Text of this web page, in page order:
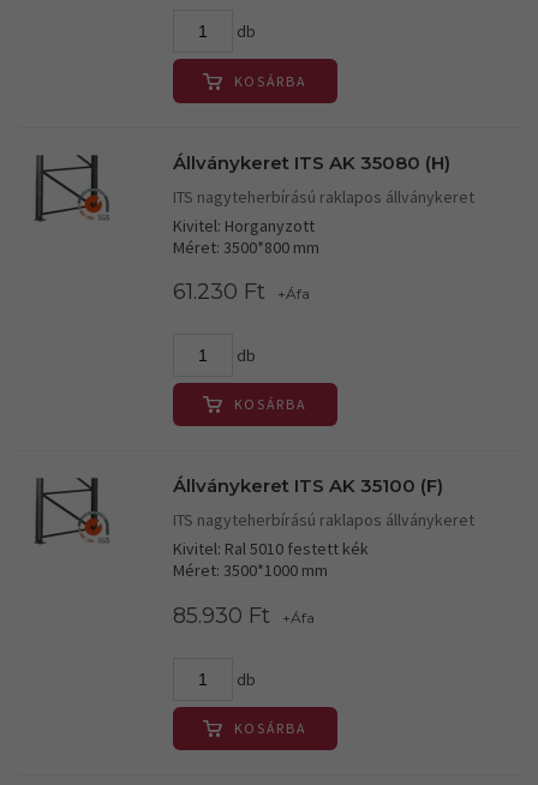
db
KOSÁRBA
Állványkeret ITS AK 35080 (H)
ITS nagyteherbírású raklapos állványkeret
Kivitel: Horganyzott
Méret: 3500*800 mm
61.230 Ft +Áfa
db
KOSÁRBA
Állványkeret ITS AK 35100 (F)
ITS nagyteherbírású raklapos állványkeret
Kivitel: Ral 5010 festett kék
Méret: 3500*1000 mm
85.930 Ft +Áfa
db
KOSÁRBA